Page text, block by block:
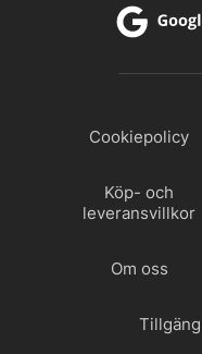
Cookiepolicy
Köp- och
leveransvillkor
Om oss